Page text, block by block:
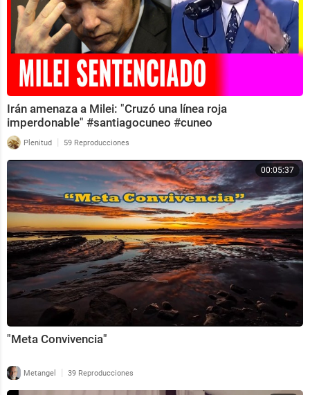
Irán amenaza a Milei: "Cruzó una línea roja
imperdonable" #santiagocuneo #cuneo
Plenitud | 59 Reproducciones
00:05:37
"Meta Convivencia"
Metangel | 39 Reproducciones